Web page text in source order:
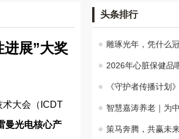
展”大奖
术大会（ICDT
曼光电核心产
头条排行
雕琢光年，凭什么
2026年心脏保健品
《守护者传播计划
智慧嘉涛养老｜为
策马奔腾，共赢未